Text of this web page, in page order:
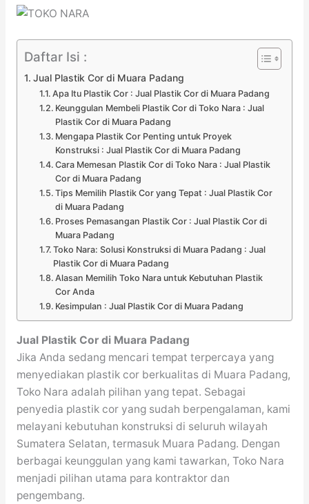
Daftar Isi :
Jual Plastik Cor di Muara Padang
Apa Itu Plastik Cor : Jual Plastik Cor di Muara Padang
Keunggulan Membeli Plastik Cor di Toko Nara : Jual
Plastik Cor di Muara Padang
Mengapa Plastik Cor Penting untuk Proyek
Konstruksi : Jual Plastik Cor di Muara Padang
Cara Memesan Plastik Cor di Toko Nara : Jual Plastik
Cor di Muara Padang
Tips Memilih Plastik Cor yang Tepat : Jual Plastik Cor
di Muara Padang
Proses Pemasangan Plastik Cor : Jual Plastik Cor di
Muara Padang
Toko Nara: Solusi Konstruksi di Muara Padang : Jual
Plastik Cor di Muara Padang
Alasan Memilih Toko Nara untuk Kebutuhan Plastik
Cor Anda
Kesimpulan : Jual Plastik Cor di Muara Padang
Jual Plastik Cor di Muara Padang
Jika Anda sedang mencari tempat terpercaya yang
menyediakan plastik cor berkualitas di Muara Padang,
Toko Nara adalah pilihan yang tepat. Sebagai
penyedia plastik cor yang sudah berpengalaman, kami
melayani kebutuhan konstruksi di seluruh wilayah
Sumatera Selatan, termasuk Muara Padang. Dengan
berbagai keunggulan yang kami tawarkan, Toko Nara
menjadi pilihan utama para kontraktor dan
pengembang.